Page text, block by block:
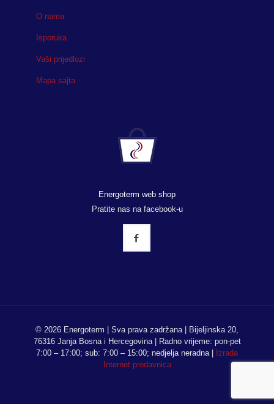
O nama
Isporuka
Vaši prijedlozi
Mapa sajta
Energoterm web shop
Pratite nas na facebook-u
© 2026 Energoterm | Sva prava zadržana | Bijeljinska 20,
76316 Janja Bosna i Hercegovina | Radno vrijeme: pon-pet
7:00 – 17:00; sub: 7:00 – 15:00; nedjelja neradna |
Izrada
Internet prodavnica